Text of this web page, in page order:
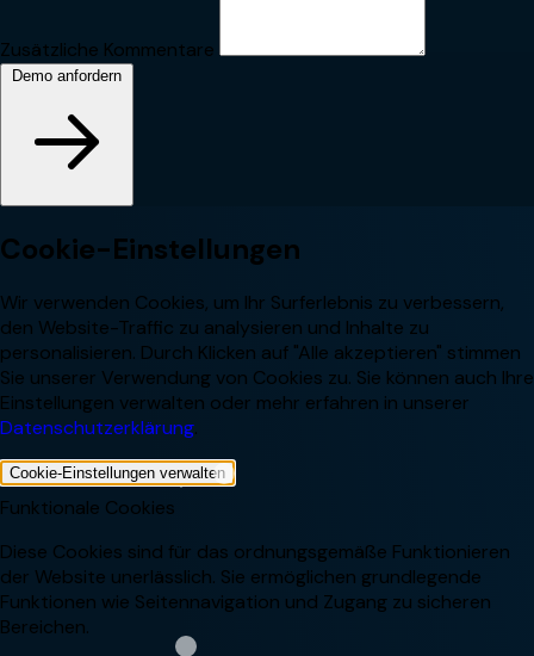
Zusätzliche Kommentare
Demo anfordern
Cookie-Einstellungen
Wir verwenden Cookies, um Ihr Surferlebnis zu verbessern,
den Website-Traffic zu analysieren und Inhalte zu
personalisieren. Durch Klicken auf "Alle akzeptieren" stimmen
Sie unserer Verwendung von Cookies zu. Sie können auch Ihre
Einstellungen verwalten oder mehr erfahren in unserer
Datenschutzerklärung.
Cookie-Einstellungen verwalten
Funktionale Cookies
Diese Cookies sind für das ordnungsgemäße Funktionieren
der Website unerlässlich. Sie ermöglichen grundlegende
Funktionen wie Seitennavigation und Zugang zu sicheren
Bereichen.